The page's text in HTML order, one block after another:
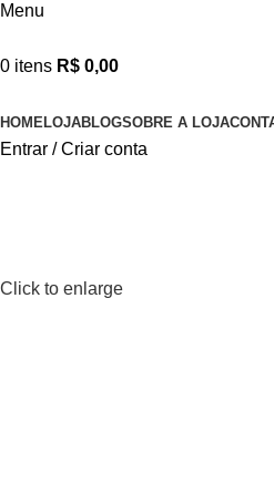
Menu
0 itens R$ 0,00
HOMELOJABLOGSOBRE A LOJA
Entrar / Criar conta
Click to enlarge